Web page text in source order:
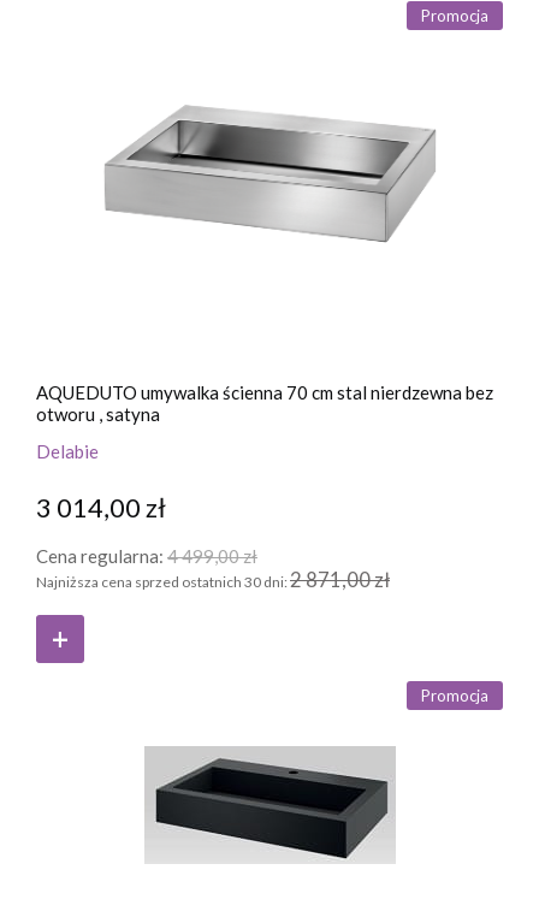
AQUEDUTO umywalka ścienna 70 cm stal nierdzewna bez
otworu , satyna
Delabie
3 014,00 zł
Cena regularna: 4 499,00 zł
Najniższa cena sprzed ostatnich 30 dni: 2 871,00 zł
Promocja
Promocja